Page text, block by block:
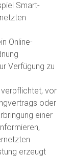
Smart-
Online-
Verfügung zu
verpflichtet, vor
oder
einer
erzeugt